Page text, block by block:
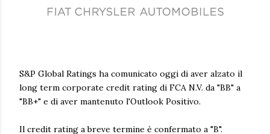
S&P Global Ratings ha comunicato oggi di aver alzato il
long term corporate credit rating di FCA N.V. da "BB" a
"BB+" e di aver mantenuto l'Outlook Positivo.
Il credit rating a breve termine è confermato a "B".